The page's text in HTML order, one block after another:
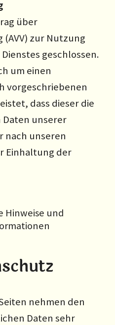
über
zur Nutzung
geschlossen.
um einen
vorgeschriebenen
dass dieser die
unserer
nach unseren
Einhaltung der
Hinweise und
nehmen den
Daten sehr